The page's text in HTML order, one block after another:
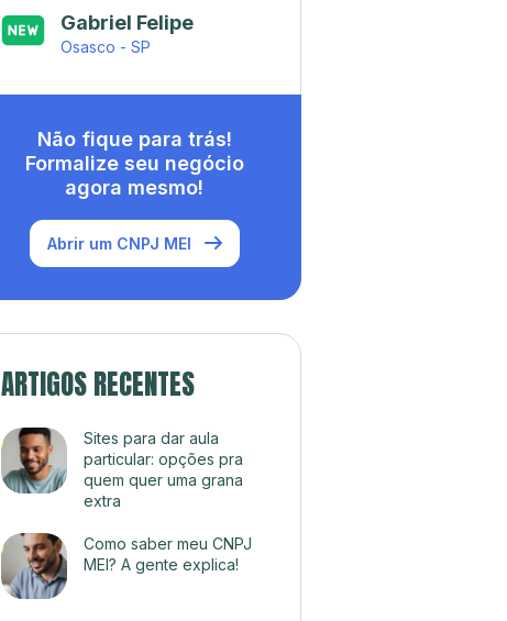
Gabriel Felipe
Osasco - SP
Não fique para trás!
Formalize seu negócio
agora mesmo!
Abrir um CNPJ MEI
ARTIGOS RECENTES
Sites para dar aula
particular: opções pra
quem quer uma grana
extra
Como saber meu CNPJ
MEI? A gente explica!